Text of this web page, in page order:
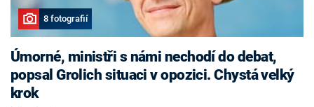
8 fotografií
Úmorné, ministři s námi nechodí do debat,
popsal Grolich situaci v opozici. Chystá velký
krok